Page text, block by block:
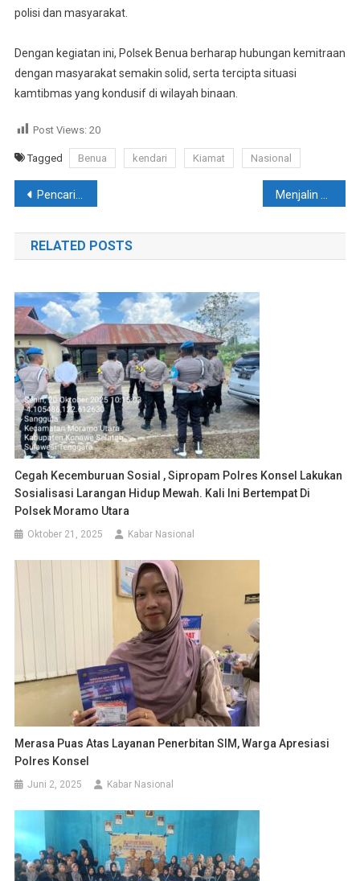
polisi dan masyarakat.
Dengan kegiatan ini, Polsek Benua berharap hubungan kemitraan
dengan masyarakat semakin solid, serta tercipta situasi
kamtibmas yang kondusif di wilayah binaan.
Post Views: 20
Tagged Benua kendari Kiamat Nasional
Navigasi
pos
Pencarian Anak Hilang di Desa Ulusena Jaya, Kolono Masih Berlangsung
RELATED POSTS
Cegah Kecemburuan Sosial , Sipropam Polres Konsel Lakukan
Sosialisasi Larangan Hidup Mewah. Kali Ini Bertempat Di
Polsek Moramo Utara
Oktober 21, 2025 Kabar Nasional
Merasa Puas Atas Layanan Penerbitan SIM, Warga Apresiasi
Polres Konsel
Juni 2, 2025 Kabar Nasional